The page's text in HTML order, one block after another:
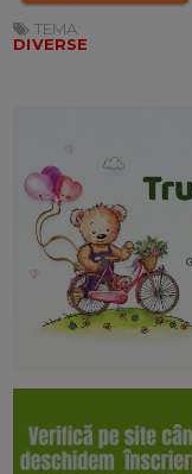
TEMA:
DIVERSE